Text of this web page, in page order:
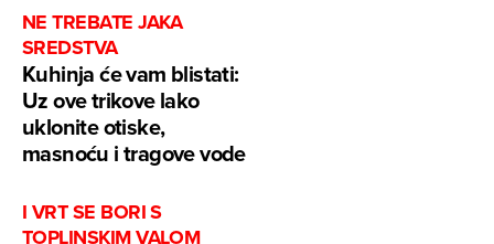
NE TREBATE JAKA
SREDSTVA
Kuhinja će vam blistati:
Uz ove trikove lako
uklonite otiske,
masnoću i tragove vode
I VRT SE BORI S
TOPLINSKIM VALOM